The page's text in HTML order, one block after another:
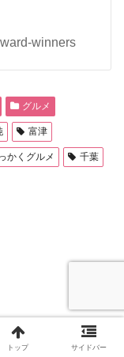
winners
グルメ
富津
かくグルメ 千葉
トップ サイドバー